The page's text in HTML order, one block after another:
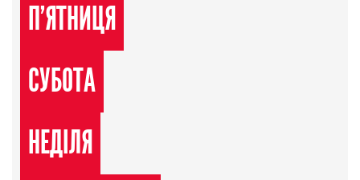
П'ЯТНИЦЯ
СУБОТА
НЕДІЛЯ